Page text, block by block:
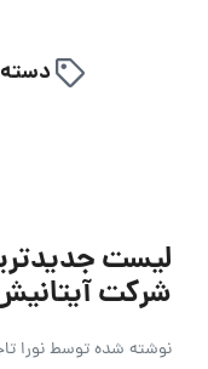
لیست
شرکت آیتانیش | 12 اردیبهشت
نوشته شده توسطنورا